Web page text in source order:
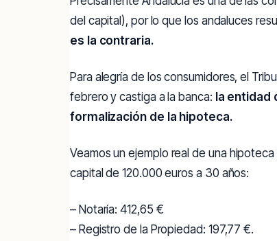
del capital), por lo que los andaluces
es la contraria.
Para alegría de los consumidores, el
febrero y castiga a la banca: la entidad
formalización de la hipoteca.
Veamos un ejemplo real de una
capital de 120.000 euros a 30 años:
– Notaría: 412,65 €
– Registro de la Propiedad: 197,77 €.